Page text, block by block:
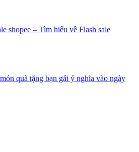
shopee – Tìm hiểu về Flash sale
quà tặng bạn gái ý nghĩa vào ngày